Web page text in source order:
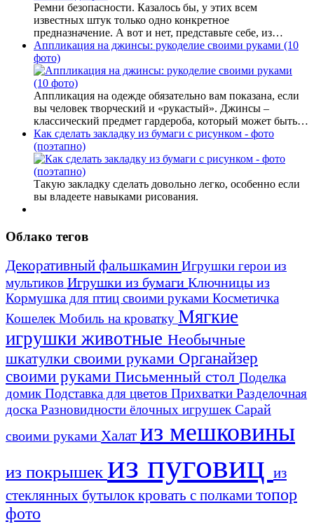
Ремни безопасности. Казалось бы, у этих всем
известных штук только одно конкретное
предназначение. А вот и нет, представьте себе, из…
Аппликация на джинсы: рукоделие своими руками (10
фото)
Аппликация на одежде обязательно вам показана, если
вы человек творческий и «рукастый». Джинсы –
классический предмет гардероба, который может быть…
Как сделать закладку из бумаги с рисунком - фото
(поэтапно)
Такую закладку сделать довольно легко, особенно если
вы владеете навыками рисования.
Облако тегов
Декоративный фальшкамин Игрушки герои из
мультиков Игрушки из бумаги Ключницы из
Кормушка для птиц своими руками Косметичка
КошелекМобиль на кроватку Мягкие
игрушки животные Необычные
шкатулки своими руками Органайзер
своими руками Письменный стол Поделка
домикПодставка для цветов Прихватки Разделочная
доска Разновидности ёлочных игрушекСарай
своими руками Халат из мешковины
из покрышек из пуговиц из
стеклянных бутылоккровать с полками топор
фото